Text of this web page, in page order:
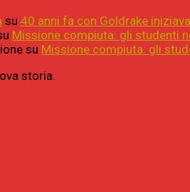
su 40 anni fa con Goldrake
Missione compiuta: gli studenti
su Missione compiuta: gli
storia.